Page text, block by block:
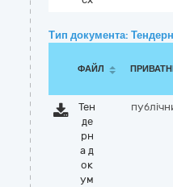
Тип документа:
ФАЙЛ
Тен
де
рн
а д
ок
ум